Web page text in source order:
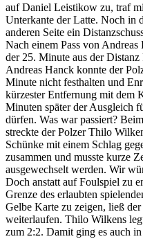
auf Daniel Leistikow zu, traf
Unterkante der Latte. Noch in
anderen Seite ein
Nach einem Pass von
der 25. Minute aus der
Andreas Hanck konnte der
Minute nicht festhalten und
kürzester Entfernung mit dem
Minuten später der Ausgleich
dürfen. Was war passiert?
streckte der Polzer Thilo
Schünke mit einem Schlag
zusammen und musste kurze
ausgewechselt werden. Wir
Doch anstatt auf Foulspiel zu
Grenze des erlaubten
Gelbe Karte zu zeigen, ließ
weiterlaufen. Thilo Wilkens
zum 2:2. Damit ging es auch in